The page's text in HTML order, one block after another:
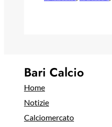
Bari Calcio
Home
Notizie
Calciomercato